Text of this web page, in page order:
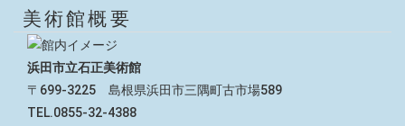
美術館概要
浜田市立石正美術館
〒699-3225 島根県浜田市三隅町古市場589
TEL.0855-32-4388